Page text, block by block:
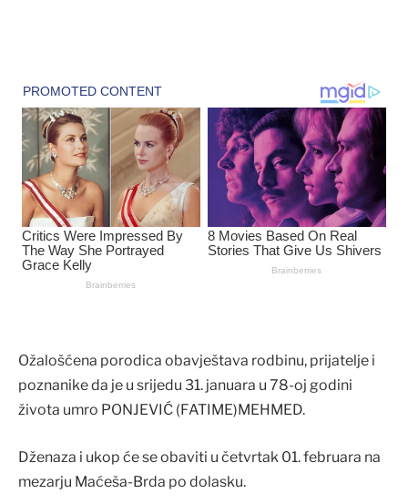
Ožalošćena porodica obavještava rodbinu, prijatelje i
poznanike da je u srijedu 31. januara u 78-oj godini
života umro PONJEVIĆ (FATIME)MEHMED.
Dženaza i ukop će se obaviti u četvrtak 01. februara na
mezarju Maćeša-Brda po dolasku.